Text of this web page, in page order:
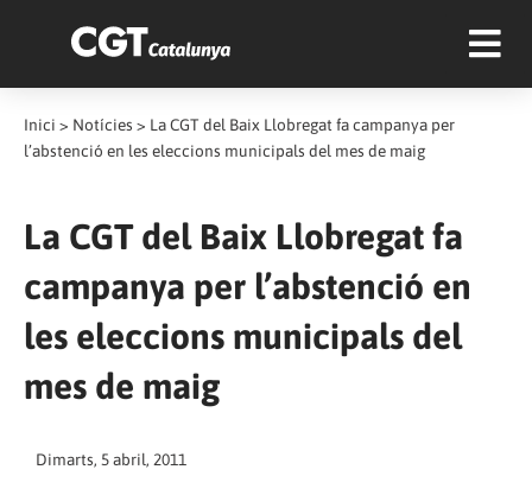
Inici > Notícies > La CGT del Baix Llobregat fa campanya per
l’abstenció en les eleccions municipals del mes de maig
La CGT del Baix Llobregat fa
campanya per l’abstenció en
les eleccions municipals del
mes de maig
Dimarts, 5 abril, 2011